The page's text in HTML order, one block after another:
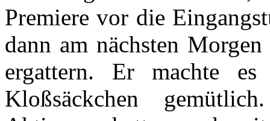
Premiere vor die
dann am nächsten
ergattern. Er machte
Kloßsäckchen